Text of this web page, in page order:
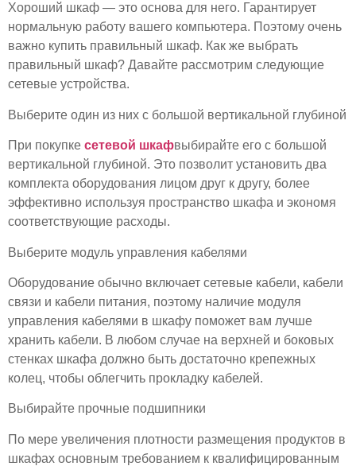
Хороший шкаф — это основа для него. Гарантирует
нормальную работу вашего компьютера. Поэтому очень
важно купить правильный шкаф. Как же выбрать
правильный шкаф? Давайте рассмотрим следующие
сетевые устройства.
Выберите один из них с большой вертикальной глубиной
При покупке сетевой шкафвыбирайте его с большой
вертикальной глубиной. Это позволит установить два
комплекта оборудования лицом друг к другу, более
эффективно используя пространство шкафа и экономя
соответствующие расходы.
Выберите модуль управления кабелями
Оборудование обычно включает сетевые кабели, кабели
связи и кабели питания, поэтому наличие модуля
управления кабелями в шкафу поможет вам лучше
хранить кабели. В любом случае на верхней и боковых
стенках шкафа должно быть достаточно крепежных
колец, чтобы облегчить прокладку кабелей.
Выбирайте прочные подшипники
По мере увеличения плотности размещения продуктов в
шкафах основным требованием к квалифицированным